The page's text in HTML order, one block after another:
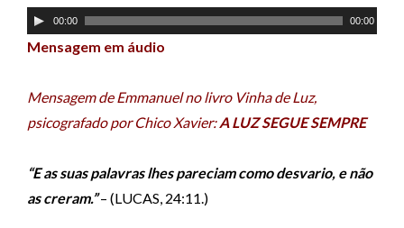
T
o
a
d
r
d
00:00 00:00
Mensagem em áudio
Mensagem de Emmanuel no livro Vinha de Luz,
psicografado por Chico Xavier:A LUZ SEGUE SEMPRE
“E as suas palavras lhes pareciam como desvario, e não
as creram.”– (LUCAS, 24:11.)